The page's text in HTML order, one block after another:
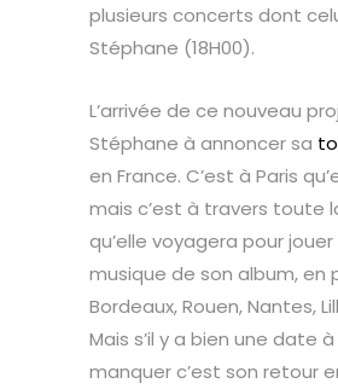
plusieurs concerts dont
Stéphane (18H00).
L’arrivée de ce nouveau
Stéphane à annoncer sa
en France. C’est à Paris
mais c’est à travers toute
qu’elle voyagera pour
musique de son album, en
Bordeaux, Rouen, Nantes,
Mais s’il y a bien une date
manquer c’est son retour